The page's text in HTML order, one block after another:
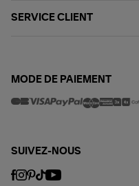
SERVICE CLIENT
MODE DE PAIEMENT
SUIVEZ-NOUS